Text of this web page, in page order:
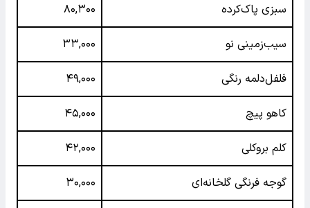
سبزی پاک‌کرده ۸۰,۳۰۰
سیب‌زمینی نو ۳۳,۰۰۰
فلفل‌دلمه رنگی ۴۹,۰۰۰
کاهو پیچ ۴۵,۰۰۰
کلم بروکلی ۴۲,۰۰۰
گوجه فرنگی گلخانه‌ای ۳۰,۰۰۰